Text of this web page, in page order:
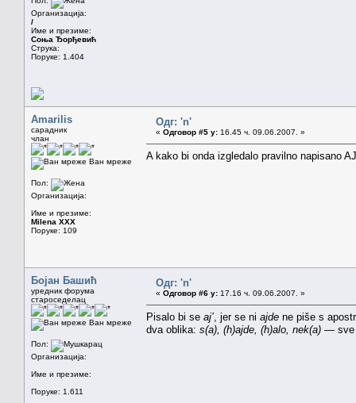
Организација:
/
Име и презиме:
Соња Ђорђевић
Струка:
Поруке: 1.404
Amarilis
сарадник
члан
Ван мреже
Пол:
Организација:
Име и презиме:
Milena XXX
Поруке: 109
Одг: 'n'
« Одговор #5 у: 16.45 ч. 09.06.2007. »
A kako bi onda izgledalo pravilno napisano
Бојан Башић
уредник форума
староседелац
Ван мреже
Пол:
Организација:
Име и презиме:
Поруке: 1.611
Одг: 'n'
« Одговор #6 у: 17.16 ч. 09.06.2007. »
Pisalo bi se aj’ , jer se ni ajde ne piše s
dva oblika: s(a), (h)ajde, (h)alo, nek(a) — sve